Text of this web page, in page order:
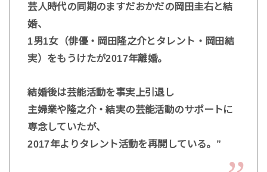
芸人時代の同期のますだおかだの岡田圭右と結
婚、
1男1女（俳優・岡田隆之介とタレント・岡田結
実）をもうけたが2017年離婚。
結婚後は芸能活動を事実上引退し
主婦業や隆之介・結実の芸能活動のサポートに
専念していたが、
2017年よりタレント活動を再開している。”